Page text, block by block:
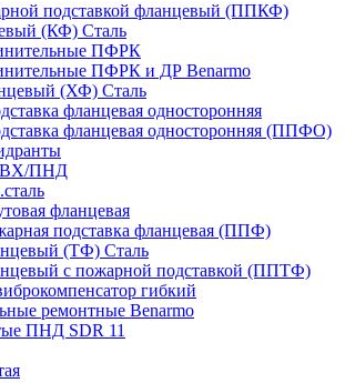
подставкой фланцевый (ППКФ)
(КФ) Сталь
ПФРК
ПФРК и ДР Benarmo
(ХФ) Сталь
фланцевая односторонняя
фланцевая односторонняя (ППФО)
ПНД
фланцевая
подставка фланцевая (ППФ)
(ТФ) Сталь
с пожарной подставкой (ППТФ)
гибкий
ремонтные Benarmo
ПНД SDR 11